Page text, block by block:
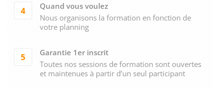
4
Quand vous voulez
Nous organisons la formation en fonction de
votre planning
5
Garantie 1er inscrit
Toutes nos sessions de formation sont ouvertes
et maintenues à partir d’un seul participant